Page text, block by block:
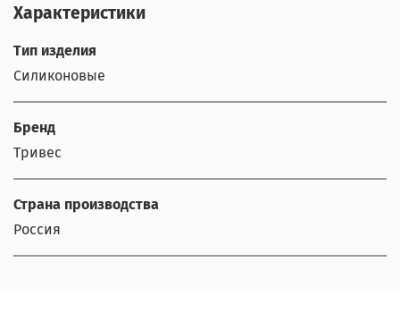
Характеристики
Тип изделия
Силиконовые
Бренд
Тривес
Страна производства
Россия